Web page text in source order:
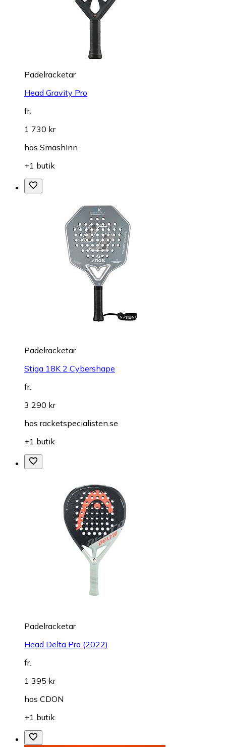
Padelracketar
Head Gravity Pro
fr.
1 730 kr
hos SmashInn
+1 butik
Padelracketar
Stiga 18K 2 Cybershape
fr.
3 290 kr
hos racketspecialisten.se
+1 butik
Padelracketar
Head Delta Pro (2022)
fr.
1 395 kr
hos CDON
+1 butik